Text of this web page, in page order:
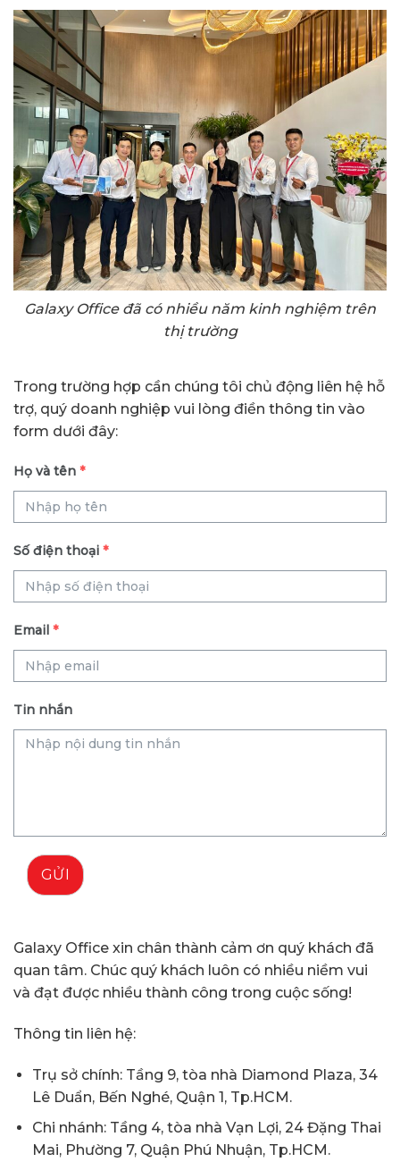
Galaxy Office đã có nhiều năm kinh nghiệm trên
thị trường
Trong trường hợp cần chúng tôi chủ động liên hệ hỗ
trợ, quý doanh nghiệp vui lòng điền thông tin vào
form dưới đây:
Họ và tên *
Số điện thoại *
Email *
Tin nhắn
GỬI
Galaxy Office xin chân thành cảm ơn quý khách đã
quan tâm. Chúc quý khách luôn có nhiều niềm vui
và đạt được nhiều thành công trong cuộc sống!
Thông tin liên hệ:
Trụ sở chính: Tầng 9, tòa nhà Diamond Plaza, 34
Lê Duẩn, Bến Nghé, Quận 1, Tp.HCM.
Chi nhánh: Tầng 4, tòa nhà Vạn Lợi, 24 Đặng Thai
Mai, Phường 7, Quận Phú Nhuận, Tp.HCM.